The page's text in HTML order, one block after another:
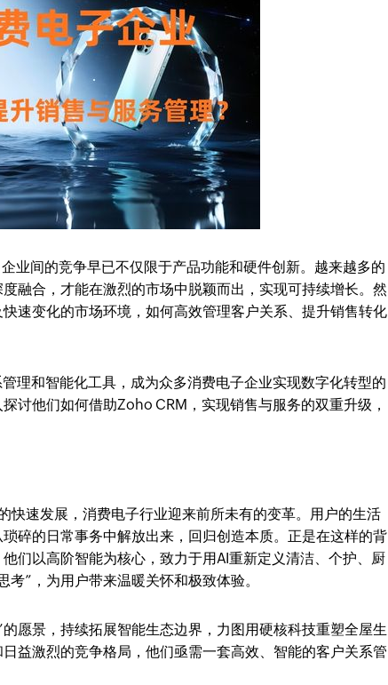
业间的竞争早已不仅限于产品功能和硬件创新。越来越多的
融合，才能在激烈的市场中脱颖而出，实现可持续增长。然
速变化的市场环境，如何高效管理客户关系、提升销售转化
理和智能化工具，成为众多消费电子企业实现数字化转型的
讨他们如何借助Zoho CRM，实现销售与服务的双重升级，
速发展，消费电子行业迎来前所未有的变革。用户的生活
碎的日常事务中解放出来，回归创造本质。正是在这样的背
们以高阶智能为核心，致力于用AI重新定义清洁、个护、厨
”，为用户带来温暖关怀和极致体验。
愿景，持续拓展智能生态边界，力图用硬核科技重塑全屋生
益激烈的竞争格局，他们亟需一套高效、智能的客户关系管